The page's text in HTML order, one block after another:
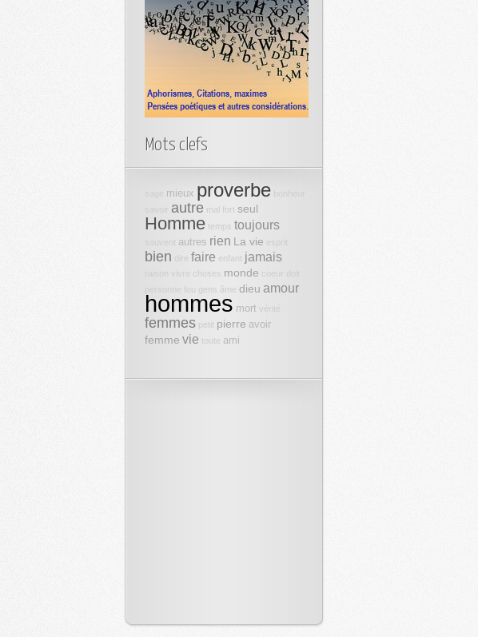
Mots clefs
mieux proverbe
autre mal fort seul
Homme temps toujours
souvent autres rien La vie esprit
bien dire faire enfant jamais
vivre choses monde coeur
fou gens âme dieu amour
hommes mort vérité
femmes petit pierre avoir
femme vie toute ami